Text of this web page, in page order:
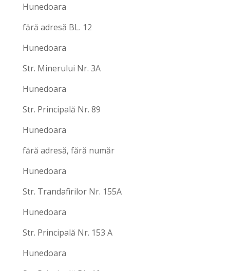
Hunedoara
fără adresă BL. 12
Hunedoara
Str. Minerului Nr. 3A
Hunedoara
Str. Principală Nr. 89
Hunedoara
fără adresă, fără număr
Hunedoara
Str. Trandafirilor Nr. 155A
Hunedoara
Str. Principală Nr. 153 A
Hunedoara